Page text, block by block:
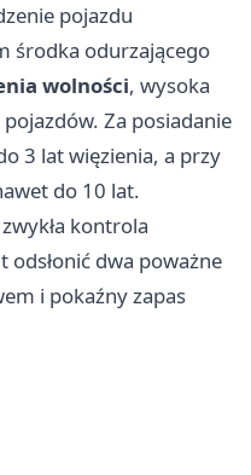
pojazdu
środka odurzającego
wolności, wysoka
Za posiadanie
3 lat więzienia, a przy
do 10 lat.
kontrola
dwa poważne
i pokaźny zapas